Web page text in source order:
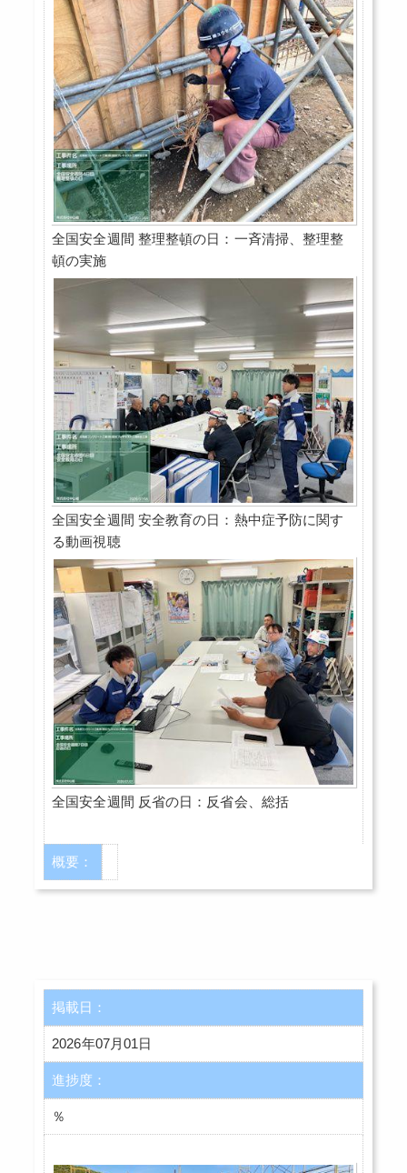
全国安全週間 整理整頓の日：一斉清掃、整理整
頓の実施
全国安全週間 安全教育の日：熱中症予防に関す
る動画視聴
全国安全週間 反省の日：反省会、総括
概要：
掲載日：
2026年07月01日
進捗度：
％